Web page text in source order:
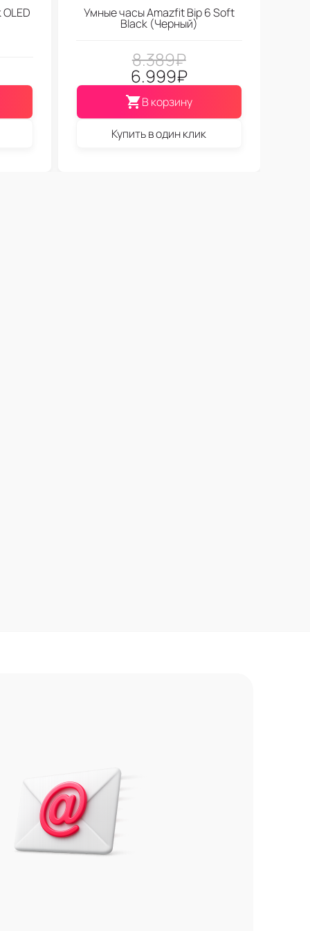
Умные часы Amazfit Bip 6 Soft
Black (Черный)
8.389₽
6.999₽
В корзину
Купить в один клик